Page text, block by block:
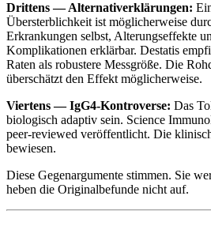
Drittens — Alternativerklärungen:
Übersterblichkeit ist möglicherweise
Erkrankungen selbst, Alterungseffekte
Komplikationen erklärbar. Destatis
Raten als robustere Messgröße. Die
überschätzt den Effekt möglicherweise.
Viertens — IgG4-Kontroverse: Das
biologisch adaptiv sein. Science
peer-reviewed veröffentlicht. Die
bewiesen.
Diese Gegenargumente stimmen. Sie
heben die Originalbefunde nicht auf.